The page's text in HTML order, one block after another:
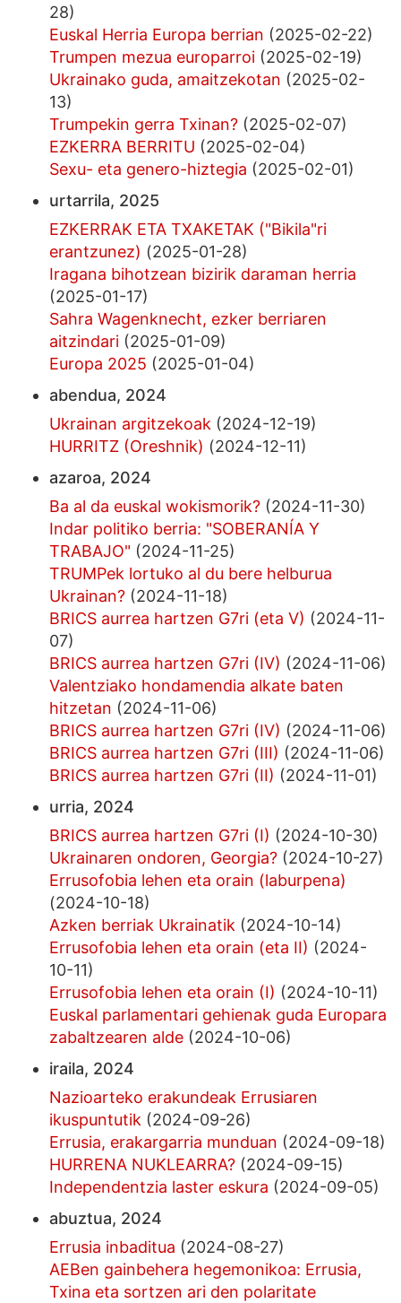
28)
Euskal Herria Europa berrian (2025-02-22)
Trumpen mezua europarroi (2025-02-19)
Ukrainako guda, amaitzekotan (2025-02-
13)
Trumpekin gerra Txinan? (2025-02-07)
EZKERRA BERRITU (2025-02-04)
Sexu- eta genero-hiztegia (2025-02-01)
urtarrila, 2025
EZKERRAK ETA TXAKETAK ("Bikila"ri
erantzunez) (2025-01-28)
Iragana bihotzean bizirik daraman herria
(2025-01-17)
Sahra Wagenknecht, ezker berriaren
aitzindari (2025-01-09)
Europa 2025 (2025-01-04)
abendua, 2024
Ukrainan argitzekoak (2024-12-19)
HURRITZ (Oreshnik) (2024-12-11)
azaroa, 2024
Ba al da euskal wokismorik? (2024-11-30)
Indar politiko berria: "SOBERANÍA Y
TRABAJO" (2024-11-25)
TRUMPek lortuko al du bere helburua
Ukrainan? (2024-11-18)
BRICS aurrea hartzen G7ri (eta V) (2024-11-
07)
BRICS aurrea hartzen G7ri (IV) (2024-11-06)
Valentziako hondamendia alkate baten
hitzetan (2024-11-06)
BRICS aurrea hartzen G7ri (IV) (2024-11-06)
BRICS aurrea hartzen G7ri (III) (2024-11-06)
BRICS aurrea hartzen G7ri (II) (2024-11-01)
urria, 2024
BRICS aurrea hartzen G7ri (I) (2024-10-30)
Ukrainaren ondoren, Georgia? (2024-10-27)
Errusofobia lehen eta orain (laburpena)
(2024-10-18)
Azken berriak Ukrainatik (2024-10-14)
Errusofobia lehen eta orain (eta II) (2024-
10-11)
Errusofobia lehen eta orain (I) (2024-10-11)
Euskal parlamentari gehienak guda Europara
zabaltzearen alde (2024-10-06)
iraila, 2024
Nazioarteko erakundeak Errusiaren
ikuspuntutik (2024-09-26)
Errusia, erakargarria munduan (2024-09-18)
HURRENA NUKLEARRA? (2024-09-15)
Independentzia laster eskura (2024-09-05)
abuztua, 2024
Errusia inbaditua (2024-08-27)
AEBen gainbehera hegemonikoa: Errusia,
Txina eta sortzen ari den polaritate